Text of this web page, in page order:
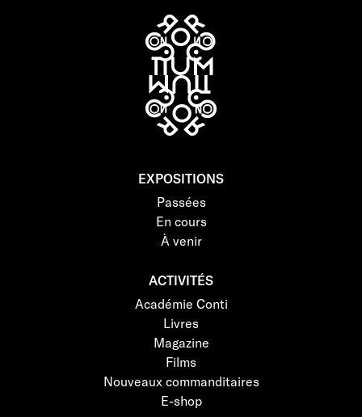
EXPOSITIONS
Passées
En cours
À venir
ACTIVITÉS
Académie Conti
Livres
Magazine
Films
Nouveaux commanditaires
E-shop